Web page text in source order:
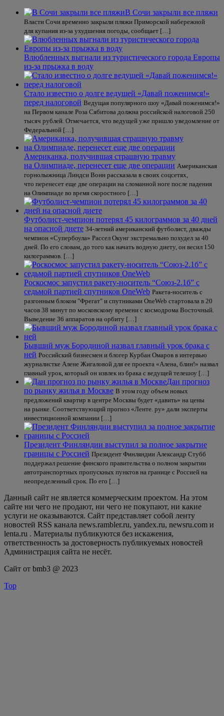
В Сочи закрыли все пляжи
Власти Сочи временно закрыли пляжи Приморской набережной
для купания из-за ухудшения погоды, сообщает […]
Влюбленных выгнали из туристического города Европы
из-за прыжка в воду
Стало известно о долге ведущей «Давай поженимся!»
перед налоговой Ведущая популярного шоу «Давай поженимся!»
на Первом канале Роза Сябитова должна российской налоговой 250
тысяч рублей. Отмечается, что ведущей уже пришло уведомление от
Федеральной […]
Американка, получившая страшную травму
на Олимпиаде, перенесет еще две операции Американская
горнолыжница Линдси Вонн рассказала в своих соцсетях,
что перенесет еще две операции на сломанной ноге после падения
на Олимпиаде во время скоростного […]
Футболист-чемпион потерял 45 килограммов за 40 дней
на опасной диете 34-летний американский футболист, дважды
чемпион «Супербоула» Рассел Окунг экстремально похудел за 40
дней. По его словам, до того как начать водную диету, он весил 150
килограммов. […]
Роскосмос запустил ракету-носитель “Союз-2.1б” с
седьмой партией спутников OneWeb Ракета-носитель с
разгонным блоком "Фрегат" и спутниками OneWeb стартовала в 20
часов 38 минут по московскому времени с космодрома Восточный.
Выведение 36 аппаратов на орбиту […]
Бывший муж Бородиной назвал главный урок брака с
ней Российский бизнесмен и блогер Курбан Омаров в интервью
журналистке Алене Жигаловой для ее проекта «Алена, блин!» назвал
главный урок, который он извлек из брака с ведущей телешоу […]
Дан прогноз
по рынку жилья в Москве В этом году объем новых
предложений квартир в центре Москвы будет «давить» на цены
на рынке. Соответствующий прогноз «Ленте. ру» дали эксперты
инвестиционной компании […]
Президент Финляндии выступил за полное закрытие
границы с Россией Президент Финляндии Александр Стубб
поддержал решение финского правительства о полном закрытии
автотранспортных пропускных пунктов на границе с Россией на
неопределенный срок. По его […]
Данный сайт не является коммерческим проектом. На этом
сайте ни чего не продают, ни чего не покупают, ни какие
услуги не оказываются. Сайт представляет собой ленту
новостей RSS канала news.rambler.ru, yandex.ru, newsru.com и
lenta.ru . Материалы публикуются без искажения,
ответственность за достоверность публикуемых новостей
Администрация сайта не несёт.
Сайт от bmb3 @ 2023
Top